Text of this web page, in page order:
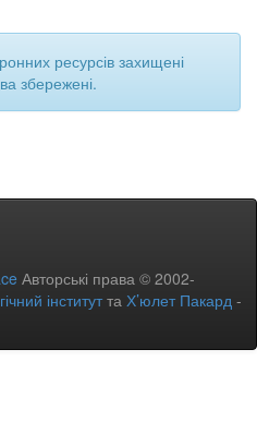
ресурсів захищені
збережені.
Авторські права © 2002-
інститутта Х’юлет Пакард -